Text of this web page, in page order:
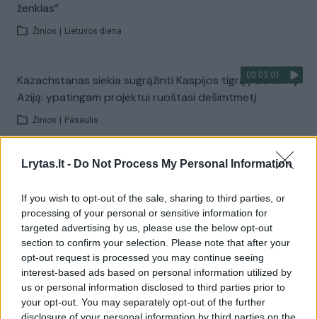
Lrytas.lt - Do Not Process My Personal Information
If you wish to opt-out of the sale, sharing to third parties, or
processing of your personal or sensitive information for
targeted advertising by us, please use the below opt-out
section to confirm your selection. Please note that after your
opt-out request is processed you may continue seeing
interest-based ads based on personal information utilized by
us or personal information disclosed to third parties prior to
your opt-out. You may separately opt-out of the further
ženklas“
Žinios Lietuvos diena
00:03:01
Kazachstanas siekia sugrąžinti Kaspijos tigrą į Centrinę
Aziją: ypatingam projektui ruoštasi dešimtmetį
Žinios Pasaulis
00:03:41
Mėsainių mėgėjus kviečia nepražiopsoti festivalio
Žinios | Lietuvos diena
Visi įrašai